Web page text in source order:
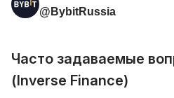
@BybitRussia
Часто задаваемые
(Inverse Finance)